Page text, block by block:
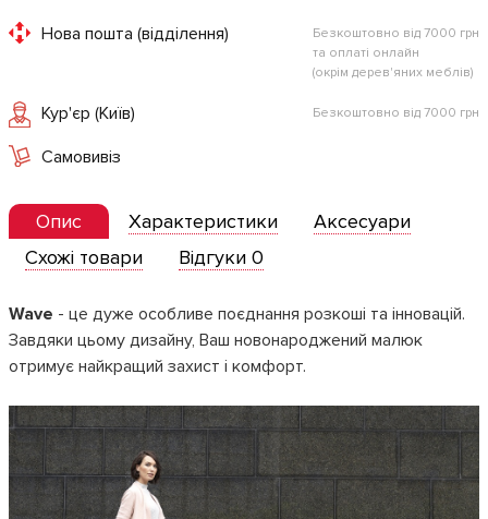
Нова пошта (відділення)
Безкоштовно від 7000 грн
та оплаті онлайн
(окрім дерев'яних меблів)
Кур'єр (Київ) Безкоштовно від 7000 грн
Самовивіз
Опис Характеристики
Аксесуари
Схожі товари
Відгуки 0
Wave - це дуже особливе поєднання розкоші та інновацій.
Завдяки цьому дизайну, Ваш новонароджений малюк
отримує найкращий захист і комфорт.